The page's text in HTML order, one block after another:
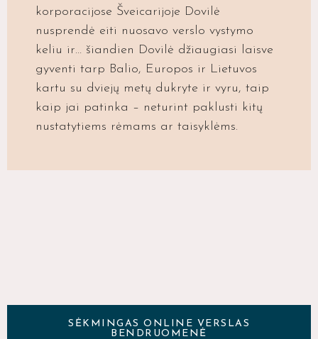
korporacijose Šveicarijoje Dovilė
nusprendė eiti nuosavo verslo vystymo
keliu ir… šiandien Dovilė džiaugiasi laisve
gyventi tarp Balio, Europos ir Lietuvos
kartu su dviejų metų dukryte ir vyru, taip
kaip jai patinka – neturint paklusti kitų
nustatytiems rėmams ar taisyklėms.
SĖKMINGAS ONLINE VERSLAS
BENDRUOMENĖ